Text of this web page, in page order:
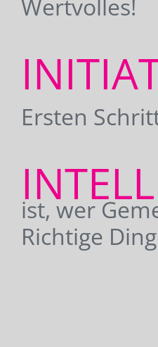
Wertvolles!
Ersten
ist, wer
Richtige